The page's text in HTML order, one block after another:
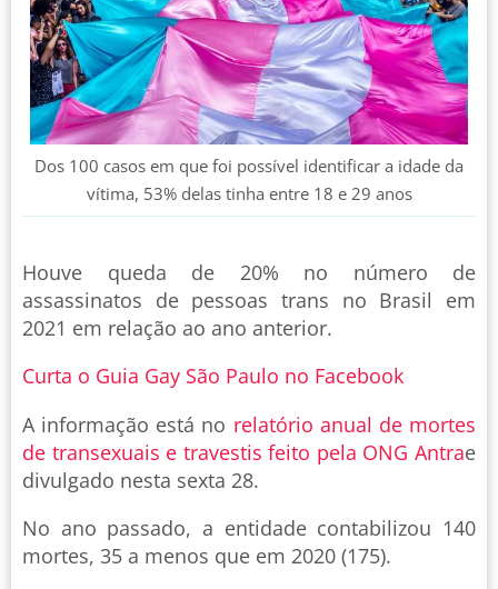
Dos 100 casos em que foi possível identificar a idade da
vítima, 53% delas tinha entre 18 e 29 anos
Houve queda de 20% no número de
assassinatos de pessoas trans no Brasil em
2021 em relação ao ano anterior.
Curta o Guia Gay São Paulo no Facebook
A informação está no relatório anual de mortes
de transexuais e travestis feito pela ONG Antrae
divulgado nesta sexta 28.
No ano passado, a entidade contabilizou 140
mortes, 35 a menos que em 2020 (175).